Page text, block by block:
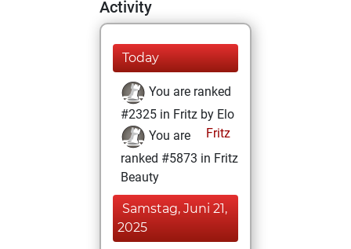
Activity
Today
You are ranked
#2325 in Fritz by Elo
Fritz
You are
ranked #5873 in Fritz
Beauty
Samstag, Juni 21,
2025